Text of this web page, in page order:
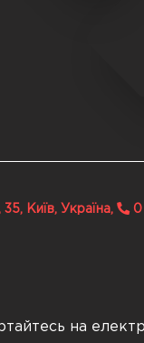
Київ, Україна, 0
на